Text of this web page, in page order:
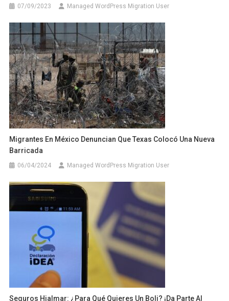
07/09/2023 Managed WordPress Migration User
Migrantes En México Denuncian Que Texas Colocó Una Nueva
Barricada
06/04/2024 Managed WordPress Migration User
Seguros Hjalmar: ¿Para Qué Quieres Un Boli? ¡Da Parte Al